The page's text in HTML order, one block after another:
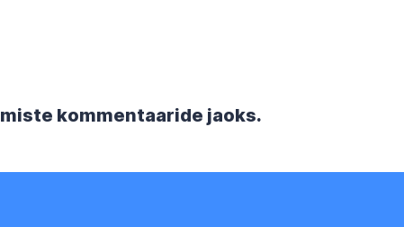
kommentaaride jaoks.